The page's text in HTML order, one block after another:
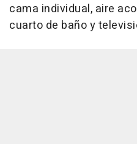
cama individual, aire
cuarto de baño y